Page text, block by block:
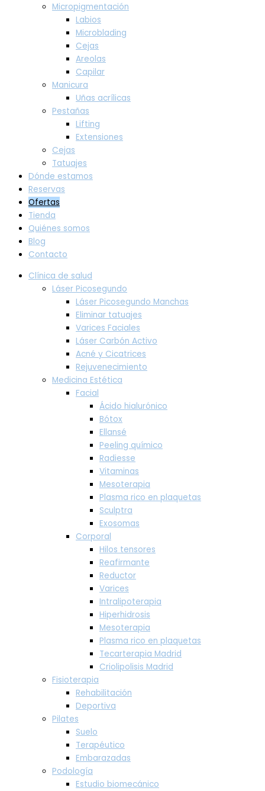
Micropigmentación
Labios
Microblading
Cejas
Areolas
Capilar
Manicura
Uñas acrílicas
Pestañas
Lifting
Extensiones
Cejas
Tatuajes
Dónde estamos
Reservas
Ofertas
Tienda
Quiénes somos
Blog
Contacto
Clínica de salud
Láser Picosegundo
Láser Picosegundo Manchas
Eliminar tatuajes
Varices Faciales
Láser Carbón Activo
Acné y Cicatrices
Rejuvenecimiento
Medicina Estética
Facial
Ácido hialurónico
Bótox
Ellansé
Peeling químico
Radiesse
Vitaminas
Mesoterapia
Plasma rico en plaquetas
Sculptra
Exosomas
Corporal
Hilos tensores
Reafirmante
Reductor
Varices
Intralipoterapia
Hiperhidrosis
Mesoterapia
Plasma rico en plaquetas
Tecarterapia Madrid
Criolipolisis Madrid
Fisioterapia
Rehabilitación
Deportiva
Pilates
Suelo
Terapéutico
Embarazadas
Podología
Estudio biomecánico